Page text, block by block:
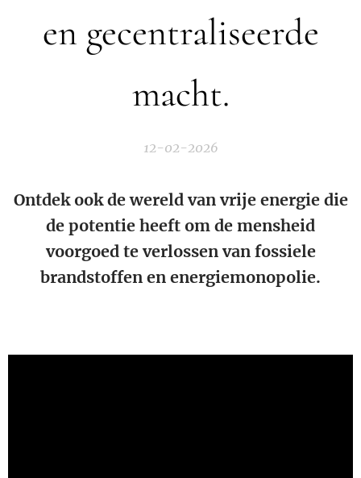
en gecentraliseerde
macht.
12-02-2026
Ontdek ook de wereld van vrije energie die
de potentie heeft om de mensheid
voorgoed te verlossen van fossiele
brandstoffen en energiemonopolie.